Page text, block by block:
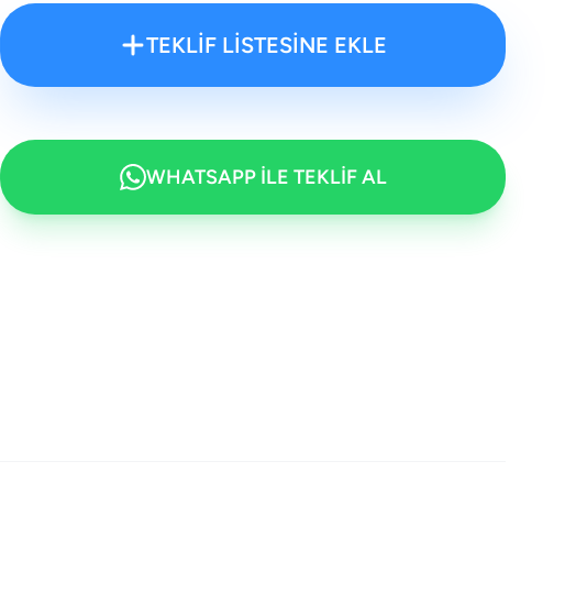
TEKLİF LİSTESİNE EKLE
WHATSAPP İLE TEKLİF AL